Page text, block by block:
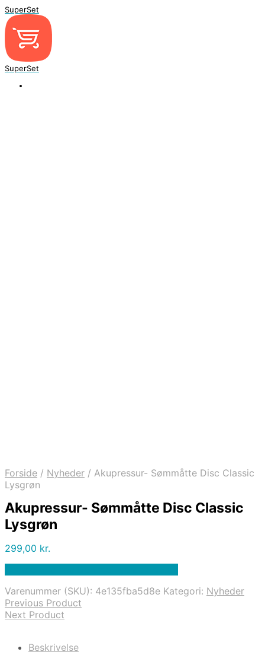
SuperSet
SuperSet
Forside / Nyheder / Akupressur- Sømmåtte Disc Classic
Lysgrøn
Akupressur- Sømmåtte Disc Classic
Lysgrøn
299,00 kr.
Varenummer (SKU): 4e135fba5d8e Kategori: Nyheder
Previous Product
Next Product
Beskrivelse